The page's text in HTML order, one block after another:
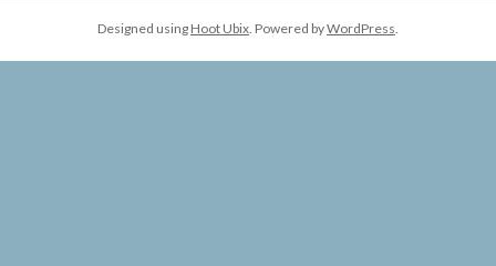
Designed using Hoot Ubix . Powered byWordPress